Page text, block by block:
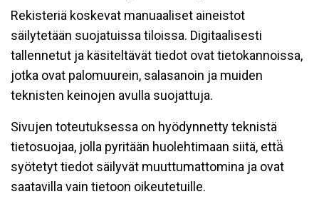
Rekisteriä koskevat manuaaliset aineistot
säilytetään suojatuissa tiloissa. Digitaalisesti
tallennetut ja käsiteltävät tiedot ovat tietokannoissa,
jotka ovat palomuurein, salasanoin ja muiden
teknisten keinojen avulla suojattuja.
Sivujen toteutuksessa on hyödynnetty teknistä
tietosuojaa, jolla pyritään huolehtimaan siitä, että̈
syötetyt tiedot säilyvät muuttumattomina ja ovat
saatavilla vain tietoon oikeutetuille.